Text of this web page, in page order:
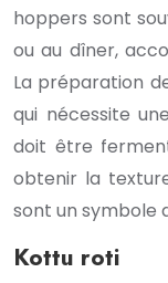
hoppers sont
ou au dîner,
La préparation
qui nécessite
doit être
obtenir la
sont un symbole
Kottu roti